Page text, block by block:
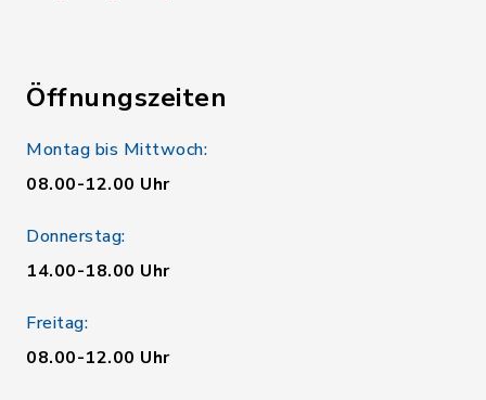
Öffnungszeiten
Montag bis Mittwoch:
08.00-12.00 Uhr
Donnerstag:
14.00-18.00 Uhr
Freitag:
08.00-12.00 Uhr